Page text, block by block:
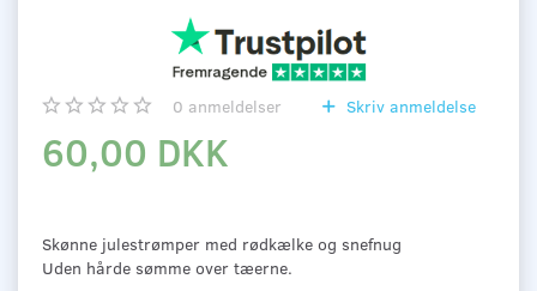
0 anmeldelser Skriv anmeldelse
60,00 DKK
Skønne julestrømper med rødkælke og snefnug
Uden hårde sømme over tæerne.